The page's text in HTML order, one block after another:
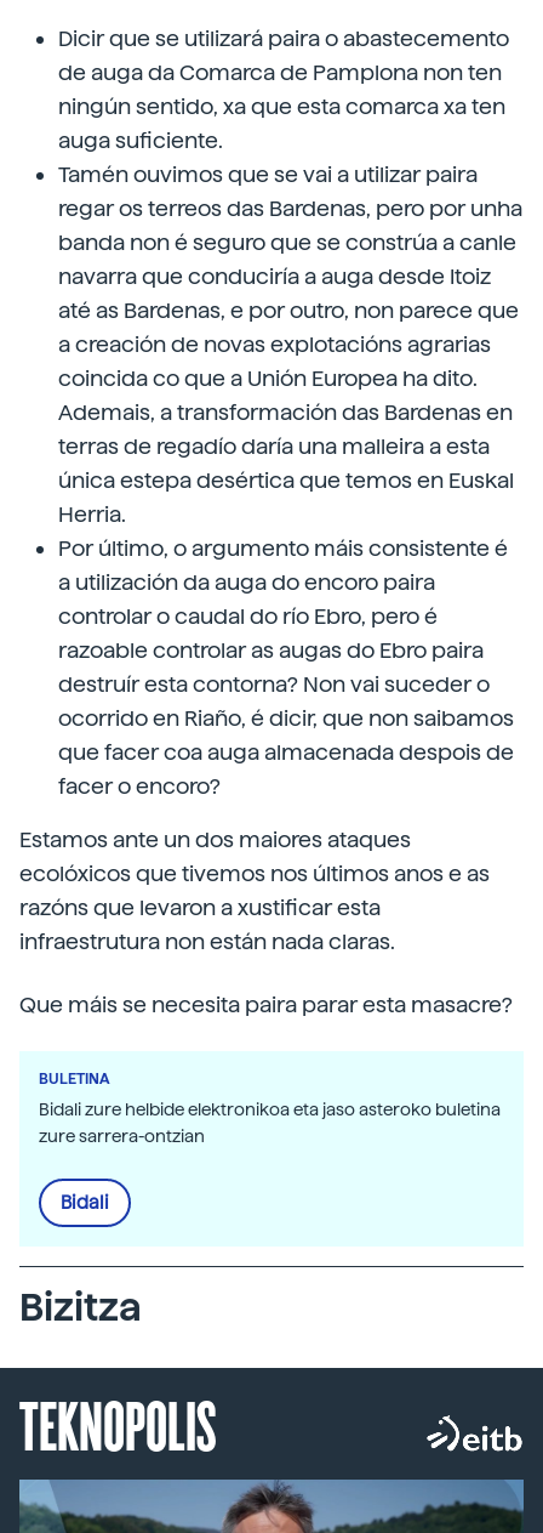
Dicir que se utilizará paira o abastecemento
de auga da Comarca de Pamplona non ten
ningún sentido, xa que esta comarca xa ten
auga suficiente.
Tamén ouvimos que se vai a utilizar paira
regar os terreos das Bardenas, pero por unha
banda non é seguro que se constrúa a canle
navarra que conduciría a auga desde Itoiz
até as Bardenas, e por outro, non parece que
a creación de novas explotacións agrarias
coincida co que a Unión Europea ha dito.
Ademais, a transformación das Bardenas en
terras de regadío daría una malleira a esta
única estepa desértica que temos en Euskal
Herria.
Por último, o argumento máis consistente é
a utilización da auga do encoro paira
controlar o caudal do río Ebro, pero é
razoable controlar as augas do Ebro paira
destruír esta contorna? Non vai suceder o
ocorrido en Riaño, é dicir, que non saibamos
que facer coa auga almacenada despois de
facer o encoro?
Estamos ante un dos maiores ataques
ecolóxicos que tivemos nos últimos anos e as
razóns que levaron a xustificar esta
infraestrutura non están nada claras.
Que máis se necesita paira parar esta masacre?
BULETINA
Bidali zure helbide elektronikoa eta jaso asteroko buletina
zure sarrera-ontzian
Bidali
Bizitza
TEKNOPOLIS